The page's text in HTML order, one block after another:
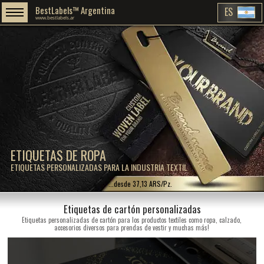
ETIQUETAS DE ROPA
ETIQUETAS PERSONALIZADAS PARA LA INDUSTRIA TEXTIL
BestLabels™ Argentina
www.bestlabels.ar ES
...desde 37,13 ARS/Pz.
Etiquetas de cartón personalizadas
Etiquetas personalizadas de cartón para los productos textiles como ropa, calzado,
accesorios diversos para prendas de vestir y muchas más!